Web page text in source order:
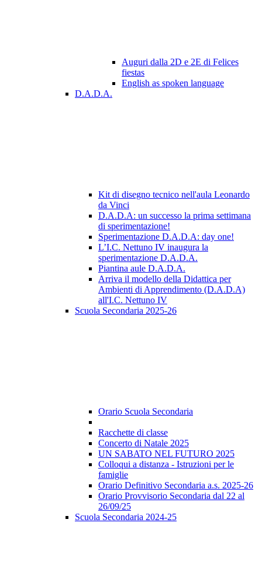
Auguri dalla 2D e 2E di Felices
fiestas
English as spoken language
D.A.D.A.
Kit di disegno tecnico nell'aula Leonardo
da Vinci
D.A.D.A: un successo la prima settimana
di sperimentazione!
Sperimentazione D.A.D.A: day one!
L’I.C. Nettuno IV inaugura la
sperimentazione D.A.D.A.
Piantina aule D.A.D.A.
Arriva il modello della Didattica per
Ambienti di Apprendimento (D.A.D.A)
all'I.C. Nettuno IV
Scuola Secondaria 2025-26
Orario Scuola Secondaria
Racchette di classe
Concerto di Natale 2025
UN SABATO NEL FUTURO 2025
Colloqui a distanza - Istruzioni per le
famiglie
Orario Definitivo Secondaria a.s. 2025-26
Orario Provvisorio Secondaria dal 22 al
26/09/25
Scuola Secondaria 2024-25